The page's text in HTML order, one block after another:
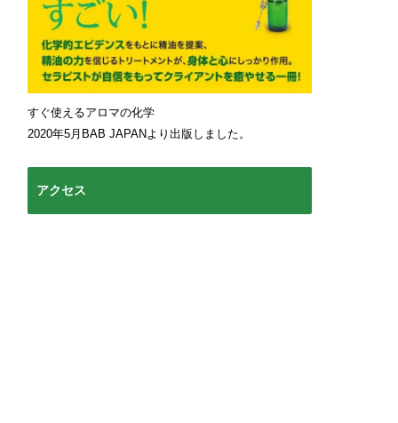
すぐ使えるアロマの化学
2020年5月BAB JAPANより出版しました。
アクセス